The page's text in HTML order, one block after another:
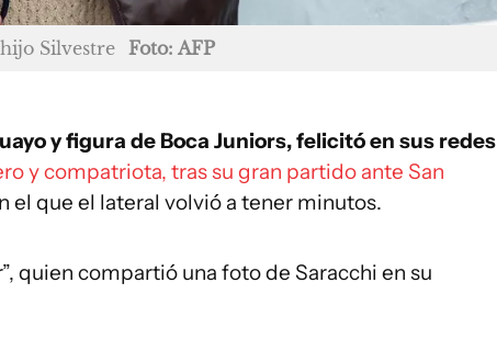
Silvestre Foto: AFP
y figura de Boca Juniors, felicitó en sus redes
y compatriota, tras su gran partido ante San
el que el lateral volvió a tener minutos.
quien compartió una foto de Saracchi en su